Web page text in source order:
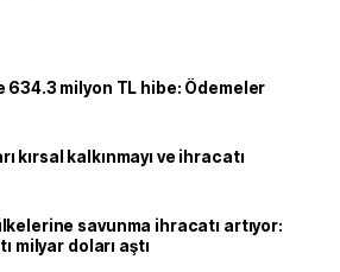
634.3 milyon TL hibe: Ödemeler
kırsal kalkınmayı ve ihracatı
savunma ihracatı artıyor:
milyar doları aştı